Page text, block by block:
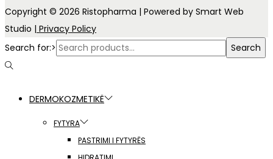
Copyright © 2026 Ristopharma | Powered by Smart Web
Studio | Privacy Policy
Search for:>
Search
DERMOKOZMETIKË
FYTYRA
PASTRIMI I FYTYRËS